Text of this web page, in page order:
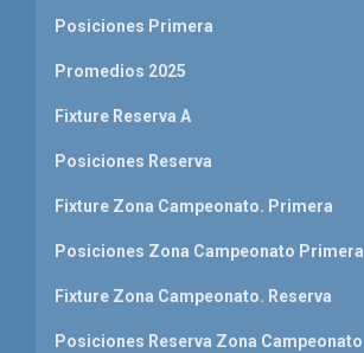
Posiciones Primera
Promedios 2025
Fixture Reserva A
Posiciones Reserva
Fixture Zona Campeonato. Primera
Posiciones Zona Campeonato Primera
Fixture Zona Campeonato. Reserva
Posiciones Reserva Zona Campeonato